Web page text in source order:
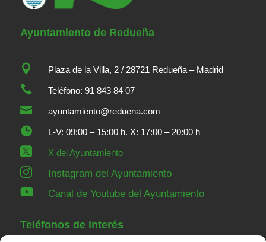
Ayuntamiento de Redueña
 Plaza de la Villa, 2 / 28721 Redueña – Madrid
 Teléfono: 91 843 84 07
 ayuntamiento@reduena.com
 L-V: 09:00 – 15:00 h. X: 17:00 – 20:00 h
 X del Ayuntamiento
 Instagram del Ayuntamiento
 Canal de Youtube del Ayuntamiento
Teléfonos de interés